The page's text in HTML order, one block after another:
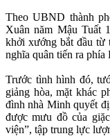
Theo UBND thành
Xuân năm Mậu Tuất
khởi xướng bắt đầu từ
nghĩa quân tiến ra
Trước tình hình đó,
giảng hòa, mặt khác
đình nhà Minh quyết
được mưu đồ của
viện”, tập trung lực